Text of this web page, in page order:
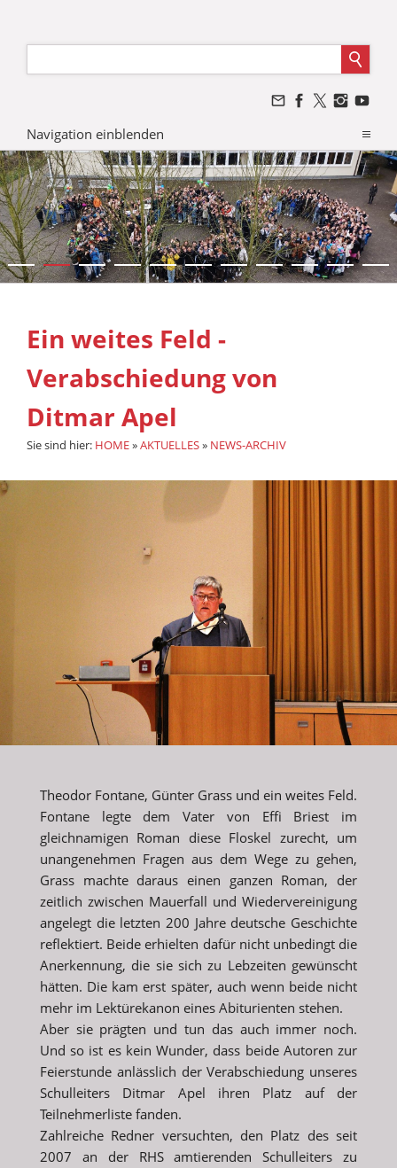
Navigation einblenden
Ein weites Feld -
Verabschiedung von
Ditmar Apel
Sie sind hier: HOME»AKTUELLES» NEWS-ARCHIV
Theodor Fontane, Günter Grass und ein weites Feld.
Fontane legte dem Vater von Effi Briest im
gleichnamigen Roman diese Floskel zurecht, um
unangenehmen Fragen aus dem Wege zu gehen,
Grass machte daraus einen ganzen Roman, der
zeitlich zwischen Mauerfall und Wiedervereinigung
angelegt die letzten 200 Jahre deutsche Geschichte
reflektiert. Beide erhielten dafür nicht unbedingt die
Anerkennung, die sie sich zu Lebzeiten gewünscht
hätten. Die kam erst später, auch wenn beide nicht
mehr im Lektürekanon eines Abiturienten stehen.
Aber sie prägten und tun das auch immer noch.
Und so ist es kein Wunder, dass beide Autoren zur
Feierstunde anlässlich der Verabschiedung unseres
Schulleiters Ditmar Apel ihren Platz auf der
Teilnehmerliste fanden.
Zahlreiche Redner versuchten, den Platz des seit
2007 an der RHS amtierenden Schulleiters zu